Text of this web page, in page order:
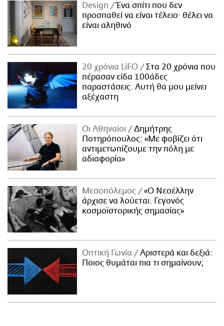
Design
Ένα σπίτι που δεν
προσπαθεί να είναι τέλειο· θέλει να
είναι αληθινό
20 χρόνια LiFO
Στα 20 χρόνια που
πέρασαν είδα 100άδες
παραστάσεις. Αυτή θα μου μείνει
αξέχαστη
Οι Αθηναίοι
Δημήτρης
Ποτηρόπουλος: «Με φοβίζει ότι
αντιμετωπίζουμε την πόλη με
αδιαφορία»
Μεσοπόλεμος
«Ο Νεοέλλην
άρχισε να λούεται. Γεγονός
κοσμοϊστορικής σημασίας»
Οπτική Γωνία
Αριστερά και δεξιά:
Ποιος θυμάται πια τι σημαίνουν;